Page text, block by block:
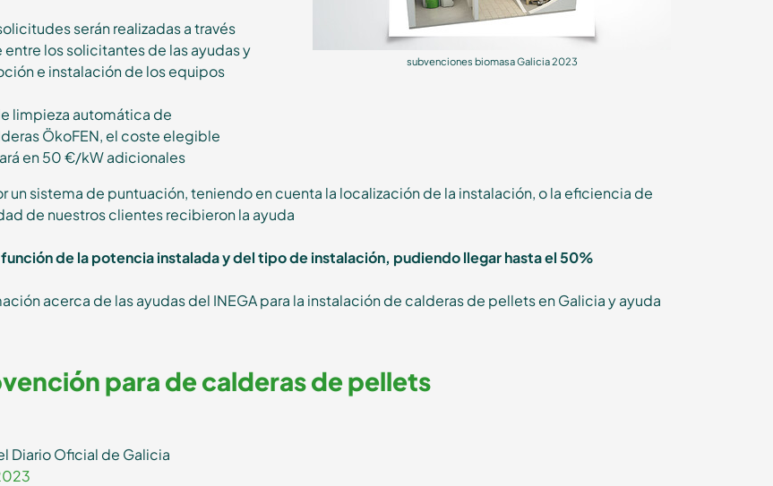
subvenciones biomasa Galicia 2023
serán realizadas a través
los solicitantes de las ayudas y
e instalación de los equipos
limpieza automática de
ÖkoFEN, el coste elegible
en 50 €/kW adicionales
un sistema de puntuación, teniendo en cuenta la localización de la instalación, o la eficiencia de
de nuestros clientes recibieron la ayuda
de la potencia instalada y del tipo de instalación, pudiendo llegar hasta el 50%
acerca de las ayudas del INEGA para la instalación de calderas de pellets en Galicia y ayuda
para de calderas de pellets
Diario Oficial de Galicia